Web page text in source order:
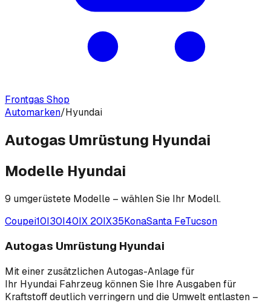
Frontgas Shop
Automarken/Hyundai
Autogas Umrüstung Hyundai
Modelle Hyundai
9 umgerüstete Modelle – wählen Sie Ihr Modell.
Coupei10I30I40IX 20IX35KonaSanta FeTucson
Autogas Umrüstung Hyundai
Mit einer zusätzlichen Autogas-Anlage für
Ihr Hyundai Fahrzeug können Sie Ihre Ausgaben für
Kraftstoff deutlich verringern und die Umwelt entlasten –